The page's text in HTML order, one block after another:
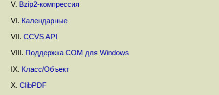
V. Bzip2-компрессия
VI. Календарные
VII. CCVS API
VIII. Поддержка COM для Windows
IX. Класс/Объект
X. ClibPDF